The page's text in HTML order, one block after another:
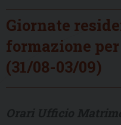
Giornate
formazione
(31/08-03/09)